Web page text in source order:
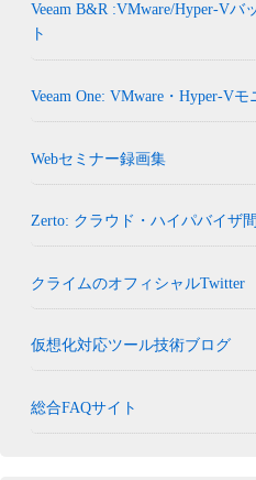
Veeam B&R :VMware/Hyper-V
ト
Veeam One: VMware・Hyper-V
Webセミナー録画集
Zerto: クラウド・ハイパバイザ
クライムのオフィシャルTwitter
仮想化対応ツール技術ブログ
総合FAQサイト